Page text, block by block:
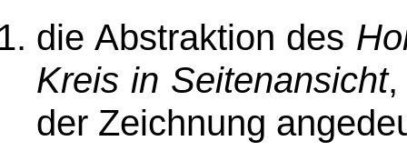
die Abstraktion des
Kreis in Seitenansicht,
der Zeichnung